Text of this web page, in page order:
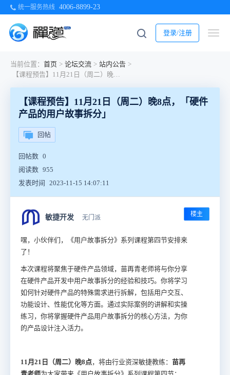
统一服务热线 4006-8899-23
登录/注册
当前位置： 首页 > 论坛交流 > 站内公告 >
【课程预告】11月21日（周二）晚8点，「硬件产品的用户故事拆分」
【课程预告】11月21日（周二）晚8点，「硬件
产品的用户故事拆分」
回帖
回帖数 0
阅读数 955
发表时间
2023-11-15 14:07:11
敏捷开发 无门派 楼主
嘿，小伙伴们，《用户故事拆分》系列课程第四节安排来
了！
本次课程将聚焦于硬件产品领域，苗再青老师将与你分享
在硬件产品开发中用户故事拆分的经验和技巧。你将学习
如何针对硬件产品的特殊需求进行拆解，包括用户交互、
功能设计、性能优化等方面。通过实际案例的讲解和实操
练习，你将掌握硬件产品用户故事拆分的核心方法，为你
的产品设计注入活力。
11月21日（周二）晚8点，将由行业资深敏捷教练： 苗再